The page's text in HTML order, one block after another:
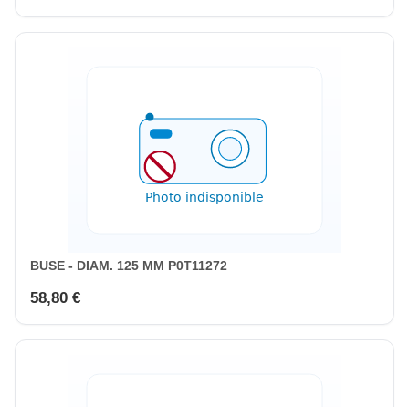
BUSE - DIAM. 125 MM P0T11272
58,80 €